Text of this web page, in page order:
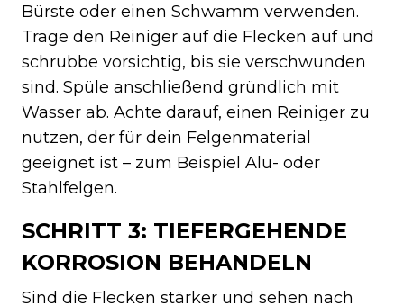
Bürste oder einen Schwamm verwenden.
Trage den Reiniger auf die Flecken auf und
schrubbe vorsichtig, bis sie verschwunden
sind. Spüle anschließend gründlich mit
Wasser ab. Achte darauf, einen Reiniger zu
nutzen, der für dein Felgenmaterial
geeignet ist – zum Beispiel Alu- oder
Stahlfelgen.
SCHRITT 3: TIEFERGEHENDE
KORROSION BEHANDELN
Sind die Flecken stärker und sehen nach